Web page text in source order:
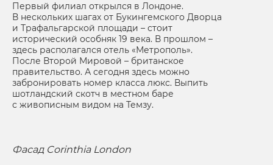
Первый филиал открылся в Лондоне.
В нескольких шагах от Букингемского Дворца
и Трафальгарской площади – стоит
исторический особняк 19 века. В прошлом –
здесь располагался отель «Метрополь».
После Второй Мировой – британское
правительство. А сегодня здесь можно
забронировать номер класса люкс. Выпить
шотландский скотч в местном баре
с живописным видом на Темзу.
Фасад Corinthia London